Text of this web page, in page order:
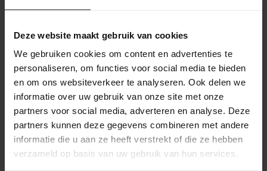
Deze website maakt gebruik van cookies
We gebruiken cookies om content en advertenties te
personaliseren, om functies voor social media te bieden
en om ons websiteverkeer te analyseren. Ook delen we
informatie over uw gebruik van onze site met onze
partners voor social media, adverteren en analyse. Deze
partners kunnen deze gegevens combineren met andere
informatie die u aan ze heeft verstrekt of die ze hebben
verzameld op basis van uw gebruik van hun services.
Ik heb besteld. En nu?
Na je online bestelling bij BikeSuperior gaan we
direct aan de slag. We bevestigen je bestelling via e-
mail en beginnen met het verzamelen van de
gekozen producten. Zodra alles gereed is,
monteren we indien nodig de fiets of onderdelen.
Daarna wordt je bestelling zorgvuldig verpakt en
verzonden. Je ontvangt een track & trace-code om
de levering te volgen. Heb je gekozen voor een